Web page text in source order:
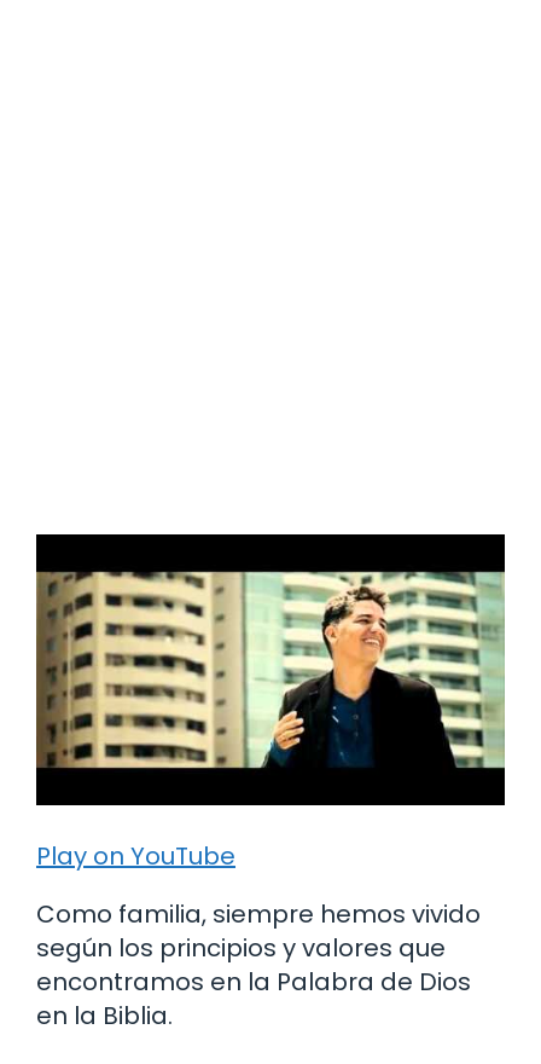
Play on YouTube
Como familia, siempre hemos vivido
según los principios y valores que
encontramos en la Palabra de Dios
en la Biblia.